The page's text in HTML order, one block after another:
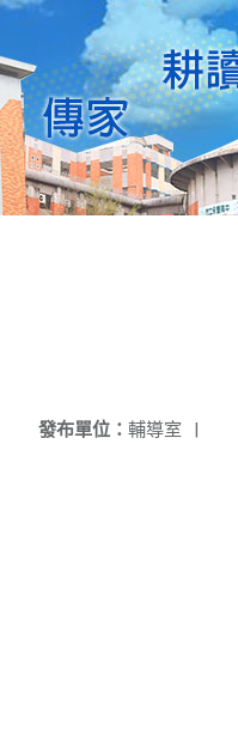
發布單位： 輔導室 |